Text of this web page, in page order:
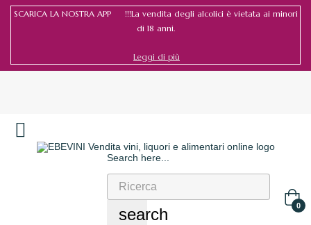
SCARICA LA NOSTRA APP !!!La vendita degli alcolici è vietata ai minori
di 18 anni.
Leggi di più
Search here...
search 0